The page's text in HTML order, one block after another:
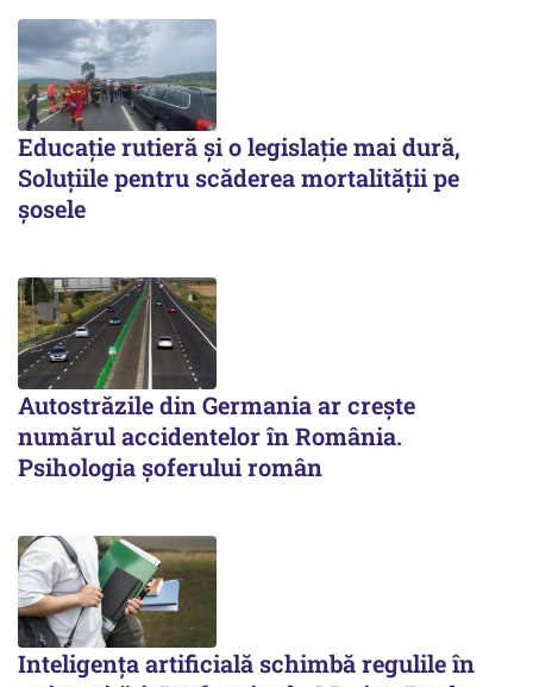
Educație rutieră și o legislație mai dură,
Soluțiile pentru scăderea mortalității pe
şosele
Autostrăzile din Germania ar crește
numărul accidentelor în România.
Psihologia șoferului român
Inteligența artificială schimbă regulile în